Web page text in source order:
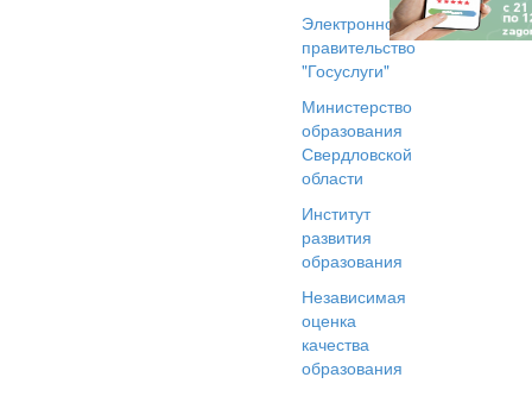
Электронное
правительство
"Госуслуги"
Министерство
образования
Свердловской
области
Институт
развития
образования
Независимая
оценка
качества
образования